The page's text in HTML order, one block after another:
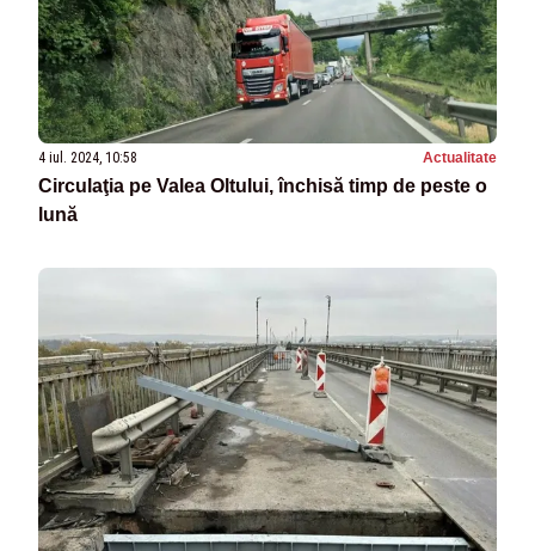
4 iul. 2024, 10:58 Actualitate
Circulaţia pe Valea Oltului, închisă timp de peste o
lună